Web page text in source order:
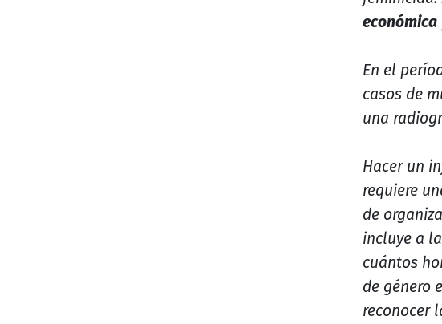
económica
En el
casos de
una
Hacer un
requiere
de
incluye a
cuántos
de género
reconocer